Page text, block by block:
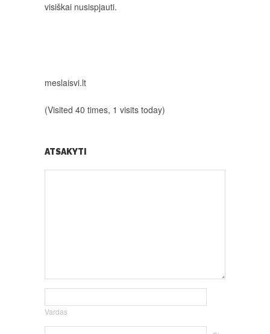
visiškai nusispjauti.
meslaisvi.lt
(Visited 40 times, 1 visits today)
ATSAKYTI
Vardas